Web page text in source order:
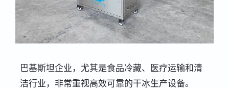
巴基斯坦企业，尤其是食品冷藏、医疗运输和清
洁行业，非常重视高效可靠的干冰生产设备。